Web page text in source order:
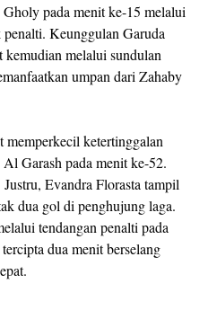
pada menit ke-15 melalui
Keunggulan Garuda
melalui sundulan
umpan dari Zahaby
memperkecil ketertinggalan
Garash pada menit ke-52.
Evandra Florasta tampil
dua gol di penghujung laga.
tendangan penalti pada
dua menit berselang